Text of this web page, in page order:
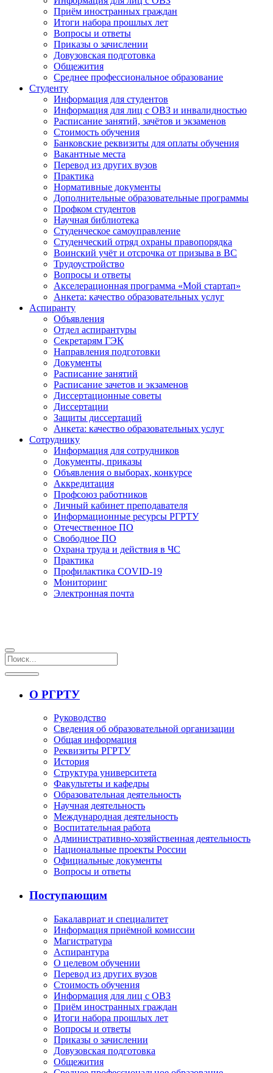
Приём иностранных граждан
Итоги набора прошлых лет
Вопросы и ответы
Приказы о зачислении
Довузовская подготовка
Общежития
Среднее профессиональное образование
Студенту
Информация для студентов
Информация для лиц с ОВЗ и инвалидностью
Расписание занятий, зачётов и экзаменов
Стоимость обучения
Банковские реквизиты для оплаты обучения
Вакантные места
Перевод из других вузов
Практика
Нормативные документы
Дополнительные образовательные программы
Профком студентов
Научная библиотека
Студенческое самоуправление
Студенческий отряд охраны правопорядка
Воинский учёт и отсрочка от призыва в ВС
Трудоустройство
Вопросы и ответы
Акселерационная программа «Мой стартап»
Анкета: качество образовательных услуг
Аспиранту
Объявления
Отдел аспирантуры
Секретарям ГЭК
Направления подготовки
Документы
Расписание занятий
Расписание зачетов и экзаменов
Диссертационные советы
Диссертации
Защиты диссертаций
Анкета: качество образовательных услуг
Сотруднику
Информация для сотрудников
Документы, приказы
Объявления о выборах, конкурсе
Аккредитация
Профсоюз работников
Личный кабинет преподавателя
Информационные ресурсы РГРТУ
Отечественное ПО
Свободное ПО
Охрана труда и действия в ЧС
Практика
Профилактика COVID-19
Мониторинг
Электронная почта
О РГРТУ
Руководство
Сведения об образовательной организации
Общая информация
Реквизиты РГРТУ
История
Структура университета
Факультеты и кафедры
Образовательная деятельность
Научная деятельность
Международная деятельность
Воспитательная работа
Административно-хозяйственная деятельность
Национальные проекты России
Официальные документы
Вопросы и ответы
Поступающим
Бакалавриат и специалитет
Информация приёмной комиссии
Магистратура
Аспирантура
О целевом обучении
Перевод из других вузов
Стоимость обучения
Информация для лиц с ОВЗ
Приём иностранных граждан
Итоги набора прошлых лет
Вопросы и ответы
Приказы о зачислении
Довузовская подготовка
Общежития